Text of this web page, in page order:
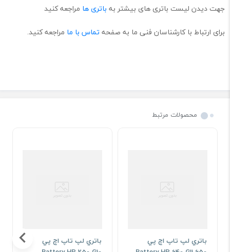
جهت دیدن لیست باتری های بیشتر به باتری ها مراجعه کنید
برای ارتباط با کارشناسان فنی ما به صفحه تماس با ما مراجعه کنید.
محصولات مرتبط
باتري لپ تاپ اچ پي
باتري لپ تاپ اچ پي